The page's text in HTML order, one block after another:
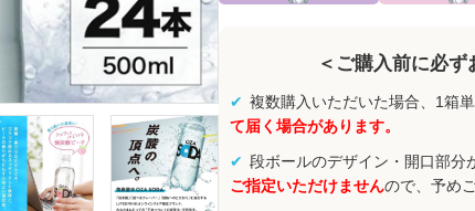
＜ご購入前に必ず
複数購入いただいた場合、1箱
て届く場合があります。
段ボールのデザイン・開口部分
ご指定いただけませんので、予め